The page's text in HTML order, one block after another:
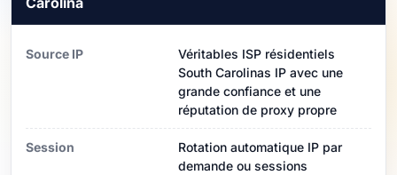
Source IP
Véritables ISP résidentiels
South Carolinas IP avec une
grande confiance et une
réputation de proxy propre
Session
Rotation automatique IP par
demande ou sessions